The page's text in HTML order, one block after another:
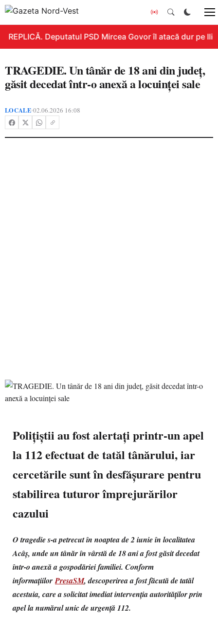
REPLICĂ. Deputatul PSD Mircea Govor îl atacă dur pe
TRAGEDIE. Un tânăr de 18 ani din județ,
găsit decedat într-o anexă a locuinței sale
LOCALE•02.06.2026 16:08
Polițiștii au fost alertați printr-un apel
la 112 efectuat de tatăl tânărului, iar
cercetările sunt în desfășurare pentru
stabilirea tuturor împrejurărilor
cazului
O tragedie s-a petrecut în noaptea de 2 iunie în localitatea
Acâș, unde un tânăr în vârstă de 18 ani a fost găsit decedat
într-o anexă a gospodăriei familiei. Conform
informațiilorPresaSM, descoperirea a fost făcută de tatăl
acestuia, care a solicitat imediat intervenția autorităților prin
apel la numărul unic de urgență 112.